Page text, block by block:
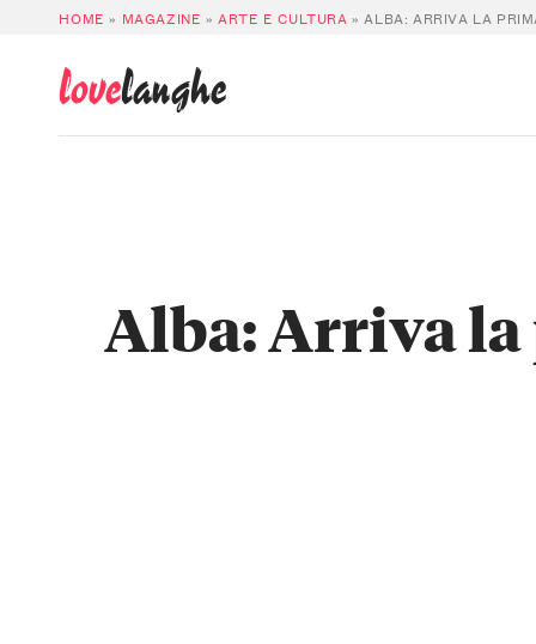
HOME » MAGAZINE »ARTE E CULTURA »ALBA: ARRIVA LA
lovelanghe
Alba: Arriva